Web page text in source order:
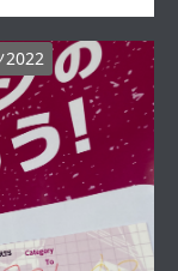
2022